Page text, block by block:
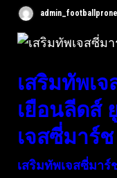
เสริมทัพเ
เยือนลีดส์
เจสซี่มาร์ช
เสริมทัพเจสซี่มาร์